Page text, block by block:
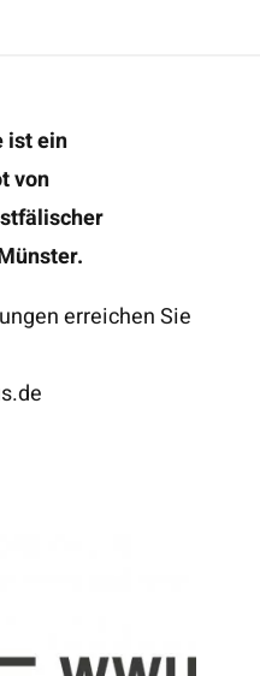
ist ein
von
erreichen Sie